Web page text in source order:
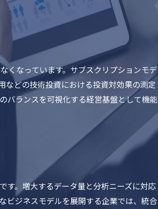
くなっています。サブスクリプションモデ
などの技術投資における投資対効果の測定
バランスを可視化する経営基盤として機能
す。増大するデータ量と分析ニーズに対応
ビジネスモデルを展開する企業では、統合